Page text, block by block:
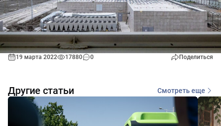
19 марта 2022 17880 0 Поделиться
Другие статьи Смотреть еще